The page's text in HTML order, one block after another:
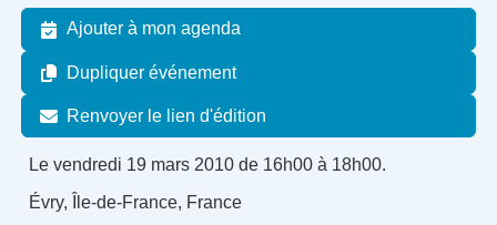
Ajouter à mon agenda
Dupliquer événement
Renvoyer le lien d'édition
Le vendredi 19 mars 2010 de 16h00 à 18h00.
Évry, Île-de-France, France